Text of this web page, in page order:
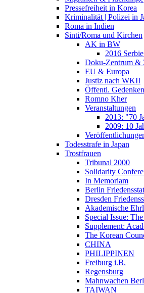
Pressefreiheit in Korea
Kriminalität | Polizei in
Roma in Indien
Sinti/Roma und Kirchen
AK in BW
2016
Doku-Zentrum &
EU & Europa
Justiz nach WKII
Öffentl. Gedenken
Romno Kher
Veranstaltungen
2013: "70
2009: 10
Todesstrafe in Japan
Trostfrauen
Tribunal 2000
Solidarity
In Memoriam
Berlin
Dresden
Akademische
Special Issue:
Supplement:
The Korean
CHINA
PHILIPPINEN
Freiburg i.B.
Regensburg
Mahnwachen
TAIWAN